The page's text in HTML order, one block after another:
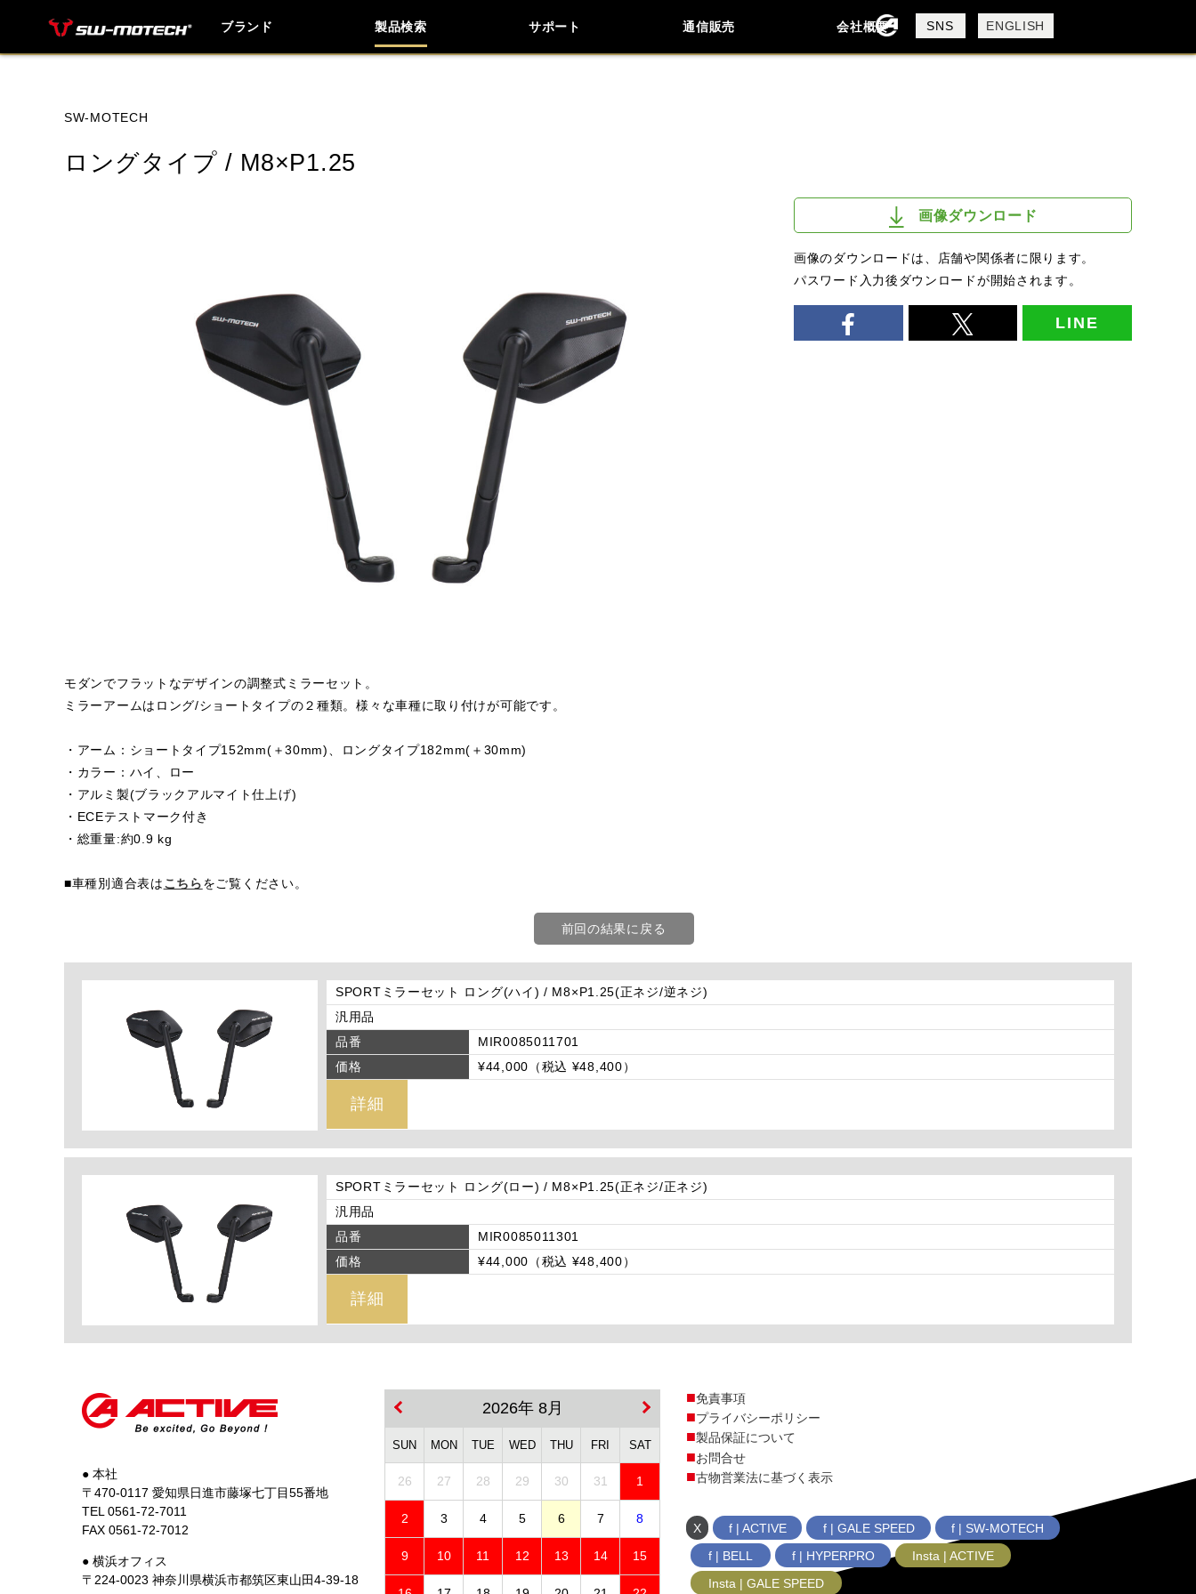
ブランド 製品検索 サポート
お問い合わせ
よくあるご質問
通信販売 会社概要
会社概要
採用情報
SNS ENGLISH
SW-MOTECH
ロングタイプ / M8×P1.25
モダンでフラットなデザインの調整式ミラーセット。
ミラーアームはロング/ショートタイプの２種類。様々な車種に取り付けが可能です。
・アーム：ショートタイプ152mm(＋30mm)、ロングタイプ182mm(＋30mm)
・カラー：ハイ、ロー
・アルミ製(ブラックアルマイト仕上げ)
・ECEテストマーク付き
・総重量:約0.9 kg
■車種別適合表はこちらをご覧ください。
画像ダウンロード
画像のダウンロードは、店舗や関係者に限ります。
パスワード入力後ダウンロードが開始されます。
LINE
前回の結果に戻る
SPORTミラーセット ロング(ハイ) / M8×P1.25(正ネジ/逆ネジ)
汎用品
品番
MIR0085011701
価格
¥44,000（税込 ¥48,400）
詳細
SPORTミラーセット ロング(ロー) / M8×P1.25(正ネジ/正ネジ)
汎用品
品番
MIR0085011301
価格
¥44,000（税込 ¥48,400）
詳細
● 本社
〒470-0117 愛知県日進市藤塚七丁目55番地
TEL 0561-72-7011
FAX 0561-72-7012
● 横浜オフィス
〒224-0023 神奈川県横浜市都筑区東山田4-39-18
2026年 8月
SUN MON TUE WED THU FRI SAT
26 27 28 29 30 31 1
2 3 4 5 6 7 8
9 10 11 12 13 14 15
免責事項
プライバシーポリシー
製品保証について
お問合せ
古物営業法に基づく表示
X f | ACTIVE f | GALE SPEED
f | SW-MOTECH
f | BELL
f | HYPERPRO
Insta | ACTIVE
Insta | GALE SPEED